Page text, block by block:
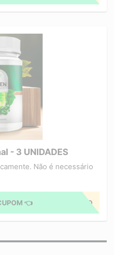
- 3 UNIDADES
Não é necessário
CUPOM APLICADO
👈